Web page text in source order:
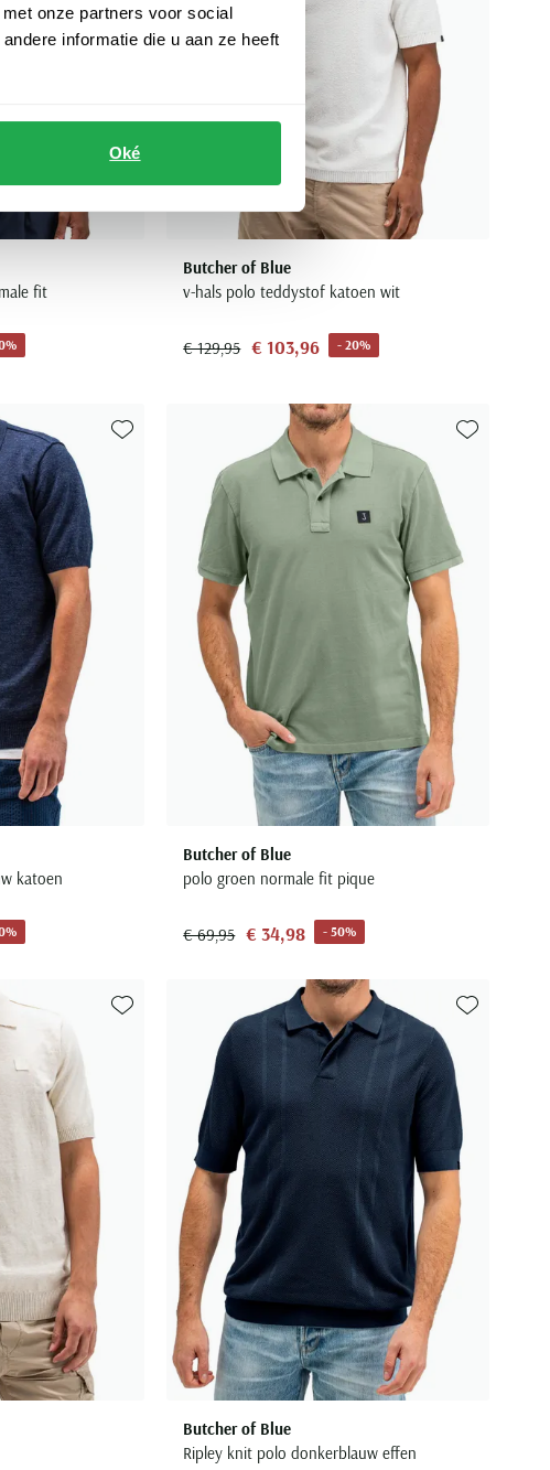
onze partners voor social
informatie die u aan ze heeft
Oké
fit
Butcher of Blue
v-hals polo teddystof katoen wit
€ 129,95 € 103,96 - 20%
katoen
Toevoegen aan favorieten
Butcher of Blue
polo groen normale fit pique
€ 69,95 € 34,98 - 50%
Toevoegen aan favorieten
Butcher of Blue
Ripley knit polo donkerblauw effen